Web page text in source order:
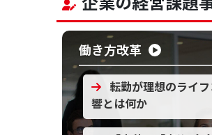
企業の経営課題
働き方改革
転勤が理想のライ
響とは何か